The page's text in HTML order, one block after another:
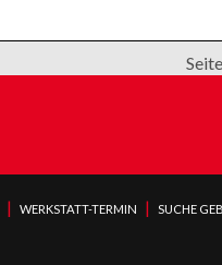
| WERKSTATT-TERMIN | SUCHE